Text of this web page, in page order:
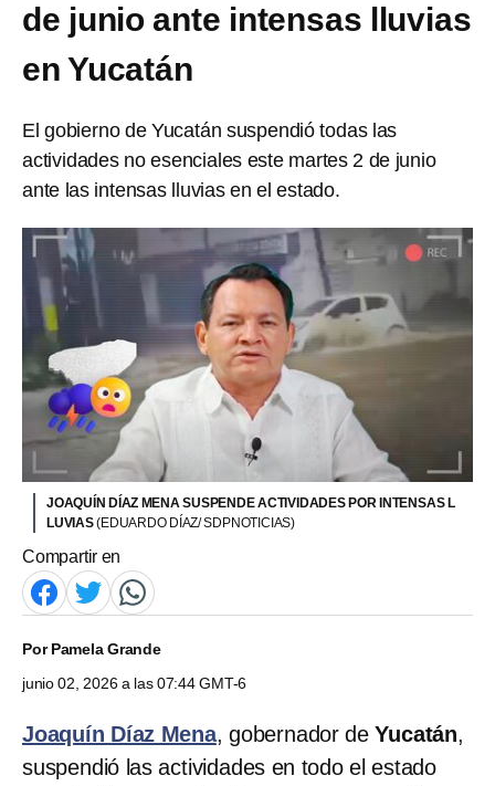
de junio ante intensas lluvias
en Yucatán
El gobierno de Yucatán suspendió todas las
actividades no esenciales este martes 2 de junio
ante las intensas lluvias en el estado.
JOAQUÍN DÍAZ MENA SUSPENDE ACTIVIDADES POR INTENSAS L
LUVIAS(EDUARDO DÍAZ/ SDPNOTICIAS)
Compartir en
PorPamela Grande
junio 02, 2026 a las 07:44 GMT-6
Joaquín Díaz Mena, gobernador deYucatán,
suspendió las actividades en todo el estado